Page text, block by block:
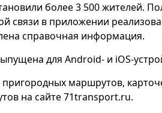
более 3 500 жителей.
связи в приложении
справочная информация.
для Android- и iOS-
маршрутов,
на сайте 71transport.ru.